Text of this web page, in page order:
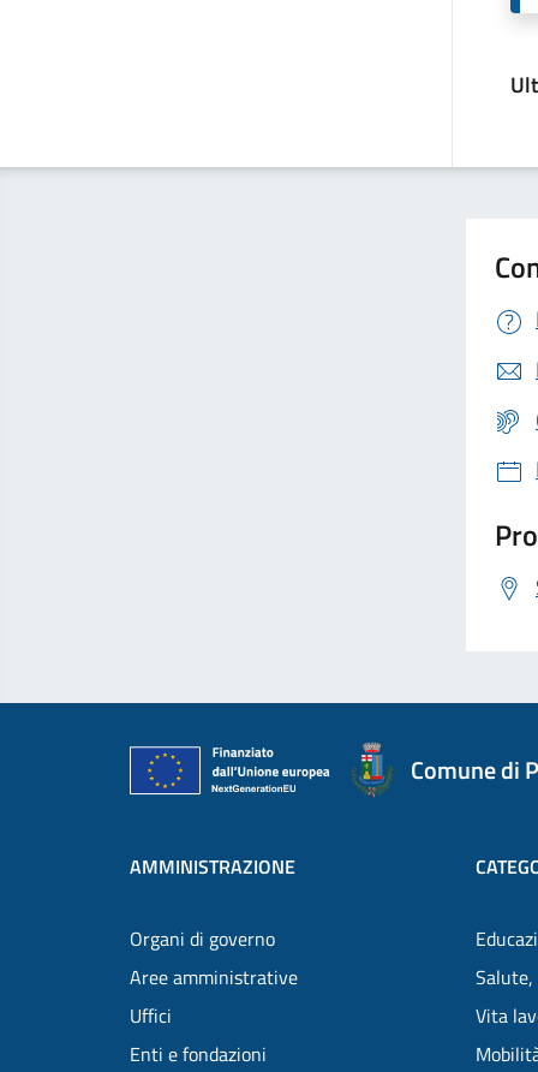
Comune di
AMMINISTRAZIONE
Organi di governo
Aree amministrative
Uffici
Enti e fondazioni
Salute,
Vita